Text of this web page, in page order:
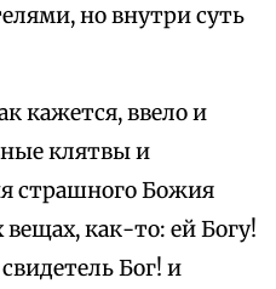
но внутри суть
кажется, ввело и
клятвы и
страшного Божия
как-то: ей Богу!
Бог! и